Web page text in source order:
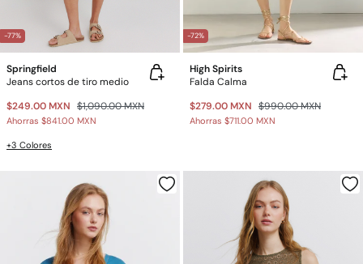
-77%
Springfield
Jeans cortos de tiro medio
$249.00 MXN $1,090.00 MXN
Ahorras $841.00 MXN
+3 Colores
-72%
High Spirits
Falda Calma
$279.00 MXN $990.00 MXN
Ahorras $711.00 MXN